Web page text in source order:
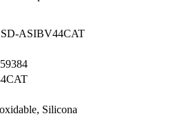
ASIBV44CAT
Silicona